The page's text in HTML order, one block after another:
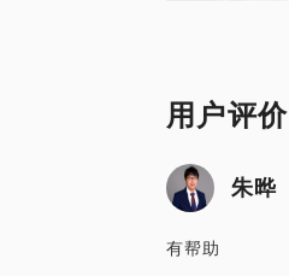
用户评价
朱晔
有帮助